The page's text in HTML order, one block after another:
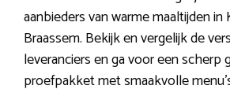
aanbieders van warme maaltijden in
Braassem. Bekijk en vergelijk de
leveranciers en ga voor een scherp
proefpakket met smaakvolle